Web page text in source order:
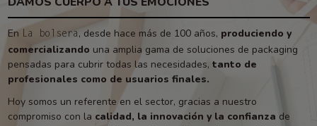
En La bolsera, desde hace más de 100 años, produciendo y
comercializando una amplia gama de soluciones de packaging
pensadas para cubrir todas las necesidades, tanto de
profesionales como de usuarios finales.
Hoy somos un referente en el sector, gracias a nuestro
compromiso con la calidad, la innovación y la confianza de